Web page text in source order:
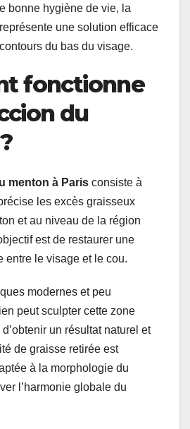
bonne hygiène de vie, la
une solution efficace
du bas du visage.
fonctionne
du
menton à Paris consiste à
les excès graisseux
et au niveau de la région
est de restaurer une
entre le visage et le cou.
modernes et peu
peut sculpter cette zone
un résultat naturel et
de graisse retirée est
à la morphologie du
l’harmonie globale du